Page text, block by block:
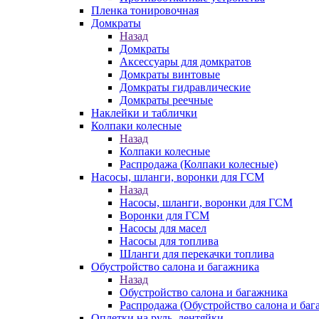
Пленка тонировочная
Домкраты
Назад
Домкраты
Аксессуары для домкратов
Домкраты винтовые
Домкраты гидравлические
Домкраты реечные
Наклейки и таблички
Колпаки колесные
Назад
Колпаки колесные
Распродажа (Колпаки колесные)
Насосы, шланги, воронки для ГСМ
Назад
Насосы, шланги, воронки для ГСМ
Воронки для ГСМ
Насосы для масел
Насосы для топлива
Шланги для перекачки топлива
Обустройство салона и багажника
Назад
Обустройство салона и багажника
Распродажа (Обустройство салона и